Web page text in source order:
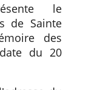
le
de Sainte
des
du 20